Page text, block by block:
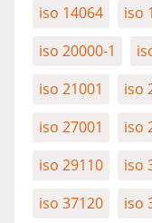
iso 14064
iso
iso 20000-1
iso 21001
iso
iso 27001
iso
iso 29110
iso
iso 37120
iso